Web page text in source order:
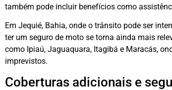
também pode incluir benefícios como
Em Jequié, Bahia, onde o trânsito pode ser
ter um seguro de moto se torna ainda mais
como Ipiaú, Jaguaquara, Itagibá e Maracás,
imprevistos.
Coberturas adicionais e